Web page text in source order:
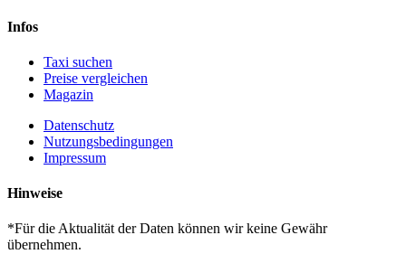
Infos
Taxi suchen
Preise vergleichen
Magazin
Datenschutz
Nutzungsbedingungen
Impressum
Hinweise
*Für die Aktualität der Daten können wir keine Gewähr
übernehmen.